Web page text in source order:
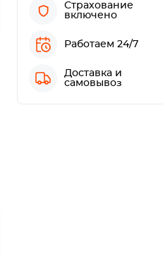
Страхование
включено
Работаем 24/7
Доставка и
самовывоз